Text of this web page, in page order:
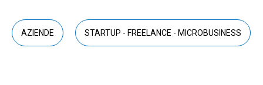
AZIENDE STARTUP - FREELANCE - MICROBUSINESS